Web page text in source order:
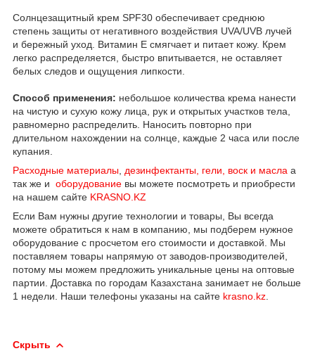
Солнцезащитный крем SPF30 обеспечивает среднюю
степень защиты от негативного воздействия UVA/UVB лучей
и бережный уход. Витамин Е смягчает и питает кожу. Крем
легко распределяется, быстро впитывается, не оставляет
белых следов и ощущения липкости.
Способ применения: небольшое количества крема нанести
на чистую и сухую кожу лица, рук и открытых участков тела,
равномерно распределить. Наносить повторно при
длительном нахождении на солнце, каждые 2 часа или после
купания.
Расходные материалы дезинфектанты, гели, воск и масла а
так же и оборудование вы можете посмотреть и приобрести
на нашем сайте KRASNO.KZ
Если Вам нужны другие технологии и товары, Вы всегда
можете обратиться к нам в компанию, мы подберем нужное
оборудование с просчетом его стоимости и доставкой. Мы
поставляем товары напрямую от заводов-производителей,
потому мы можем предложить уникальные цены на оптовые
партии. Доставка по городам Казахстана занимает не больше
1 недели. Наши телефоны указаны на сайте krasno.kz
Скрыть